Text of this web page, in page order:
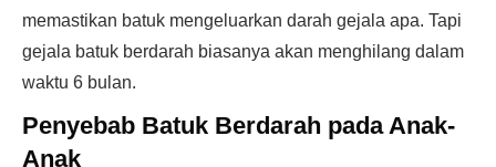
memastikan batuk mengeluarkan darah gejala apa. Tapi
gejala batuk berdarah biasanya akan menghilang dalam
waktu 6 bulan.
Penyebab Batuk Berdarah pada Anak-
Anak